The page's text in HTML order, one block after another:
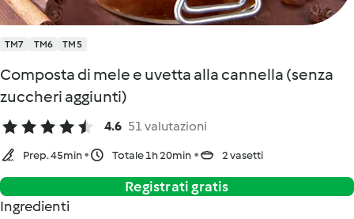
TM7 TM6 TM5
Composta di mele e uvetta alla cannella (senza
zuccheri aggiunti)
4.6 51 valutazioni
Prep. 45min Totale 1h 20min 2 vasetti
Registrati gratis
Ingredienti